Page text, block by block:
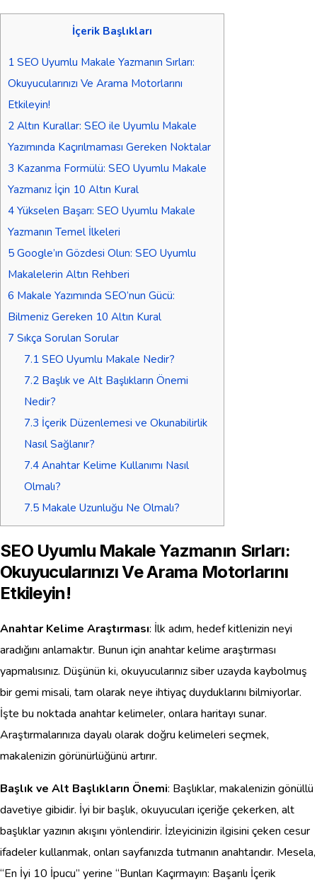
İçerik Başlıkları
1 SEO Uyumlu Makale Yazmanın Sırları:
Okuyucularınızı Ve Arama Motorlarını
Etkileyin!
2 Altın Kurallar: SEO ile Uyumlu Makale
Yazımında Kaçırılmaması Gereken Noktalar
3 Kazanma Formülü: SEO Uyumlu Makale
Yazmanız İçin 10 Altın Kural
4 Yükselen Başarı: SEO Uyumlu Makale
Yazmanın Temel İlkeleri
5 Google’ın Gözdesi Olun: SEO Uyumlu
Makalelerin Altın Rehberi
6 Makale Yazımında SEO’nun Gücü:
Bilmeniz Gereken 10 Altın Kural
7 Sıkça Sorulan Sorular
7.1SEO Uyumlu Makale Nedir?
7.2Başlık ve Alt Başlıkların Önemi
Nedir?
7.3 İçerik Düzenlemesi ve Okunabilirlik
Nasıl Sağlanır?
7.4Anahtar Kelime Kullanımı Nasıl
Olmalı?
7.5Makale Uzunluğu Ne Olmalı?
SEO Uyumlu Makale Yazmanın Sırları:
Okuyucularınızı Ve Arama Motorlarını
Etkileyin!
Anahtar Kelime Araştırması: İlk adım, hedef kitlenizin neyi
aradığını anlamaktır. Bunun için anahtar kelime araştırması
yapmalısınız. Düşünün ki, okuyucularınız siber uzayda kaybolmuş
bir gemi misali, tam olarak neye ihtiyaç duyduklarını bilmiyorlar.
İşte bu noktada anahtar kelimeler, onlara haritayı sunar.
Araştırmalarınıza dayalı olarak doğru kelimeleri seçmek,
makalenizin görünürlüğünü artırır.
Başlık ve Alt Başlıkların Önemi: Başlıklar, makalenizin gönüllü
davetiye gibidir. İyi bir başlık, okuyucuları içeriğe çekerken, alt
başlıklar yazının akışını yönlendirir. İzleyicinizin ilgisini çeken cesur
ifadeler kullanmak, onları sayfanızda tutmanın anahtarıdır. Mesela,
“En İyi 10 İpucu” yerine “Bunları Kaçırmayın: Başarılı İçerik